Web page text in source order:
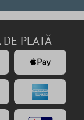
PLATĂ